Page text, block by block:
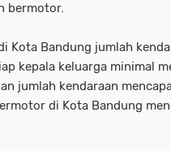
bermotor.
Kota Bandung jumlah
kepala keluarga minimal
jumlah kendaraan
di Kota Bandung